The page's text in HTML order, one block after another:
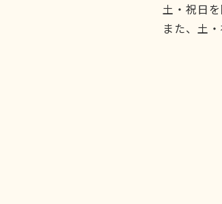
土・祝日
また、土